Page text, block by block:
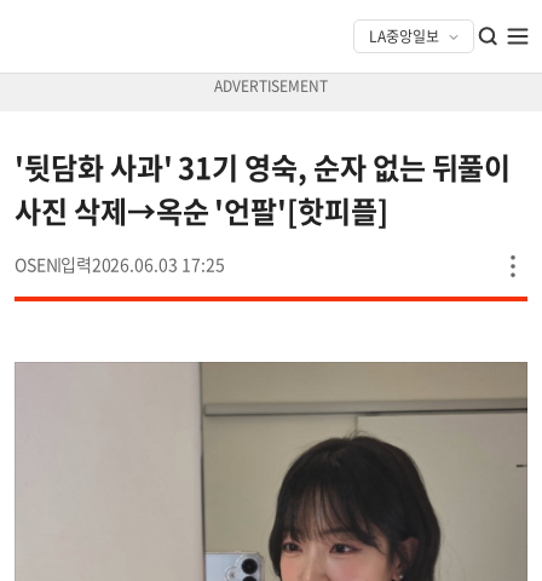
'뒷담화 사과' 31기 영숙, 순자 없는 뒤풀이
사진 삭제→옥순 '언팔'[핫피플]
OSEN 2026.06.03 17:25